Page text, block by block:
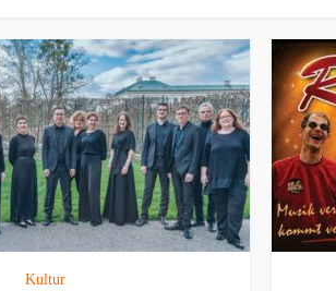
Kultur